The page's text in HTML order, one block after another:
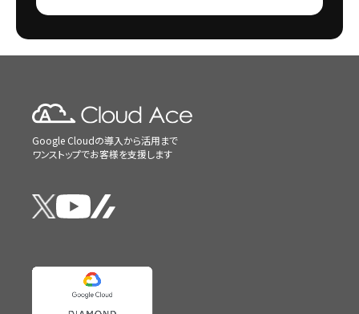
Google Cloudの導入から活用まで
ワンストップでお客様を支援します